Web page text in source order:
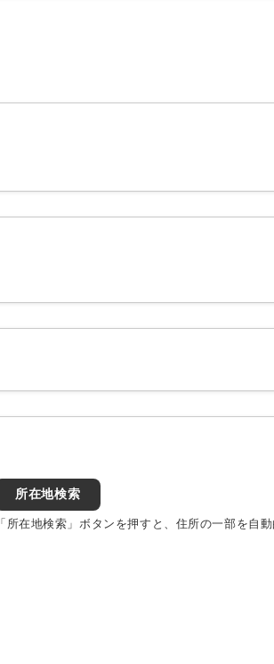
所在地検索
「所在地検索」ボタンを押すと、住所の一部を自動